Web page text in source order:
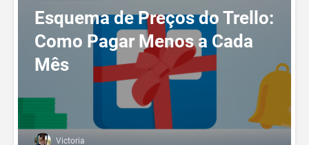
Esquema de Preços do Trello:
Como Pagar Menos a Cada
Mês
Victoria